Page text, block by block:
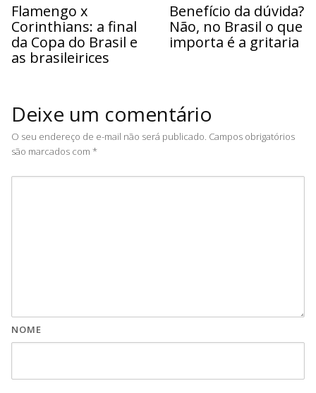
Flamengo x
Corinthians: a final
da Copa do Brasil e
as brasileirices
Benefício da dúvida?
Não, no Brasil o que
importa é a gritaria
Deixe um comentário
O seu endereço de e-mail não será publicado. Campos obrigatórios
são marcados com *
NOME